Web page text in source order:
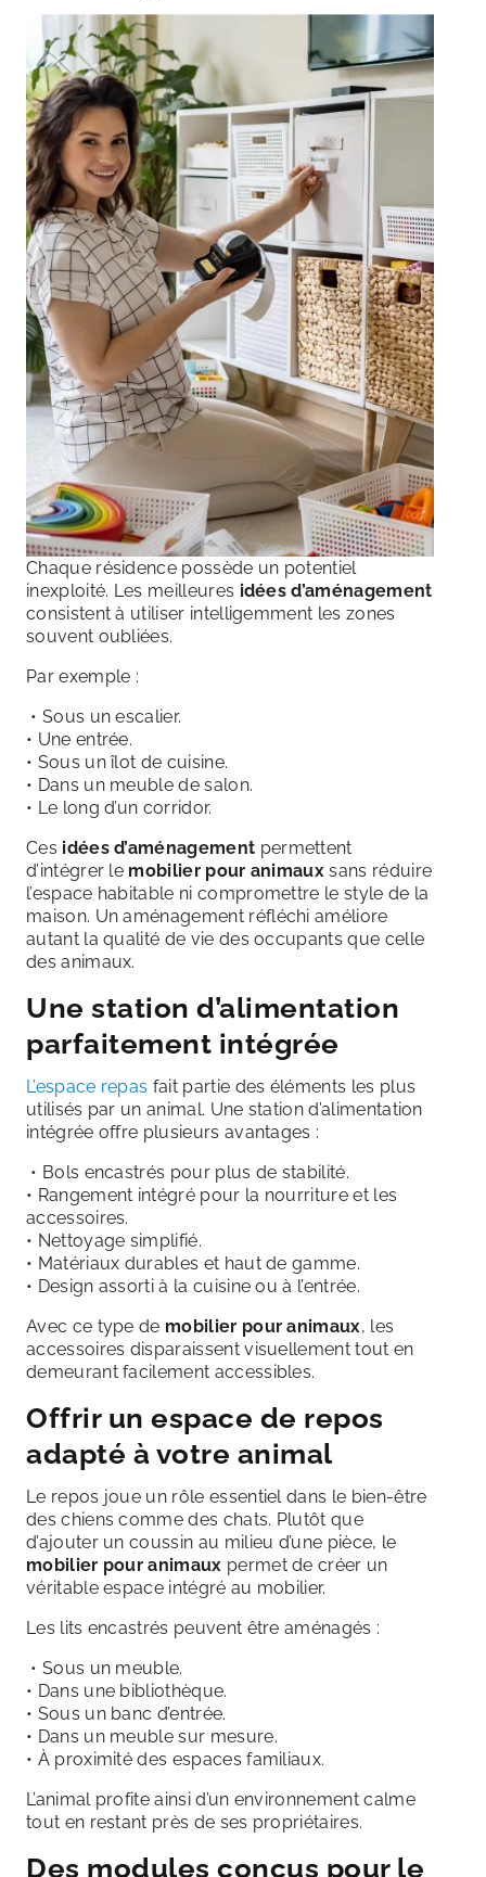
Chaque résidence possède un potentiel
inexploité. Les meilleures idées d’aménagement
consistent à utiliser intelligemment les zones
souvent oubliées.
Par exemple :
• Sous un escalier.
• Une entrée.
• Sous un îlot de cuisine.
• Dans un meuble de salon.
• Le long d’un corridor.
Ces idées d’aménagement permettent
d’intégrer le mobilier pour animaux sans réduire
l’espace habitable ni compromettre le style de la
maison. Un aménagement réfléchi améliore
autant la qualité de vie des occupants que celle
des animaux.
Une station d’alimentation
parfaitement intégrée
L’espace repas fait partie des éléments les plus
utilisés par un animal. Une station d’alimentation
intégrée offre plusieurs avantages :
• Bols encastrés pour plus de stabilité.
• Rangement intégré pour la nourriture et les
accessoires.
• Nettoyage simplifié.
• Matériaux durables et haut de gamme.
• Design assorti à la cuisine ou à l’entrée.
Avec ce type de mobilier pour animaux, les
accessoires disparaissent visuellement tout en
demeurant facilement accessibles.
Offrir un espace de repos
adapté à votre animal
Le repos joue un rôle essentiel dans le bien-être
des chiens comme des chats. Plutôt que
d’ajouter un coussin au milieu d’une pièce, le
mobilier pour animaux permet de créer un
véritable espace intégré au mobilier.
Les lits encastrés peuvent être aménagés :
• Sous un meuble.
• Dans une bibliothèque.
• Sous un banc d’entrée.
• Dans un meuble sur mesure.
• À proximité des espaces familiaux.
L’animal profite ainsi d’un environnement calme
tout en restant près de ses propriétaires.
Des modules conçus pour le